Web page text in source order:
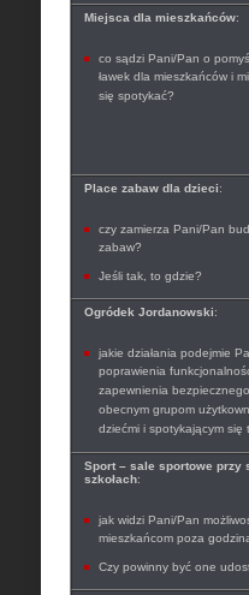
Miejsca dla mieszkańców:
co sądzi Pani/Pan o
ławek dla mieszkańców i
się spotykać?
Place zabaw dla dzieci:
czy zamierza Pani/Pan
zabaw?
Jeśli tak, to gdzie?
Ogródek Jordanowski:
jakie działania podejmie
poprawienia
zapewnienia
obecnym grupom
dziećmi i spotykającym się
Sport – sale sportowe przy
szkołach:
jak widzi Pani/Pan
mieszkańcom poza
Czy powinny być one